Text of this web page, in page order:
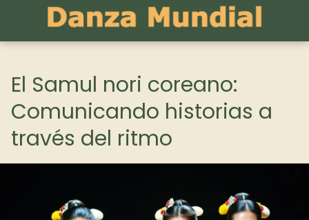
El Samul nori coreano:
Comunicando historias a
través del ritmo